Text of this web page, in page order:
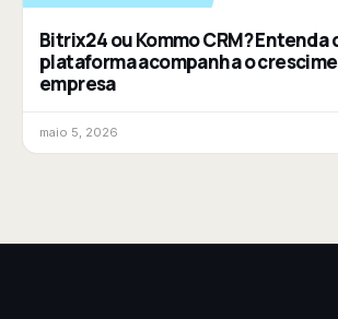
Bitrix24 ou Kommo CRM? Entenda
plataforma acompanha o
empresa
maio 5, 2026